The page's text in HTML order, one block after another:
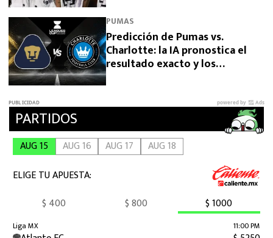
PUMAS
Predicción de Pumas vs.
Charlotte: la IA pronostica el
resultado exacto y los